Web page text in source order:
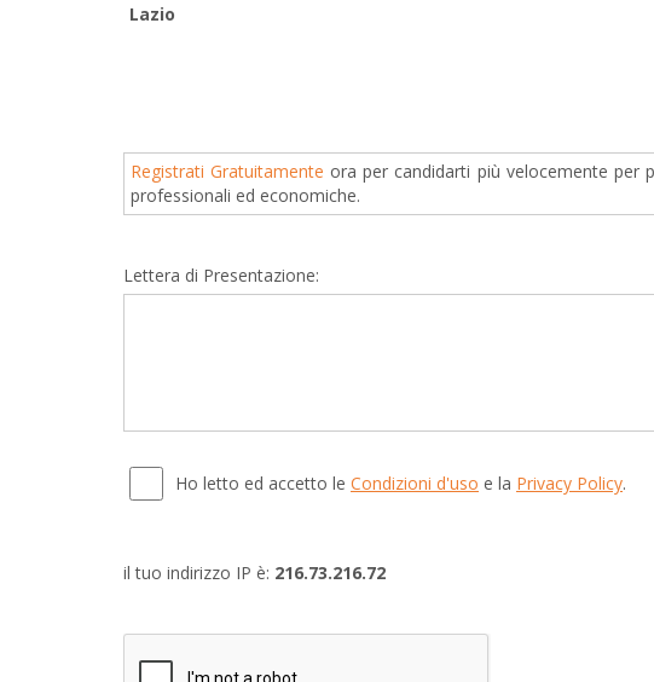
Lazio
Registrati Gratuitamente ora per candidarti più velocemente per
professionali ed economiche.
Lettera di Presentazione:
Ho letto ed accetto le Condizioni d'uso e la Privacy Policy.
il tuo indirizzo IP è: 216.73.216.72